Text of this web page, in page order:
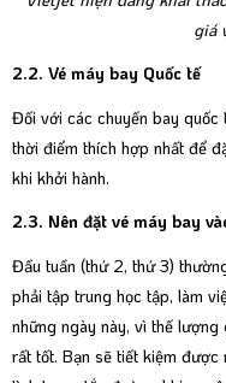
giá
2.2. Vé máy bay Quốc tế
Đối với các chuyến bay quốc
thời điểm thích hợp nhất để
khi khởi hành.
2.3. Nên đặt vé máy bay
Đầu tuần (thứ 2, thứ 3)
phải tập trung học tập, làm
những ngày này, vì thế
rất tốt. Bạn sẽ tiết kiệm được